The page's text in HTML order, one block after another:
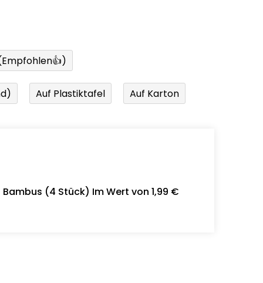
Auf Plastiktafel Auf Karton
(4 Stück) Im Wert von 1,99 €